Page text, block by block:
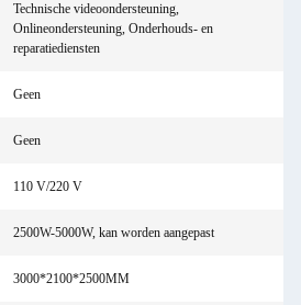
Technische videoondersteuning,
Onlineondersteuning, Onderhouds- en
reparatiediensten
Geen
Geen
110 V/220 V
2500W-5000W, kan worden aangepast
3000*2100*2500MM